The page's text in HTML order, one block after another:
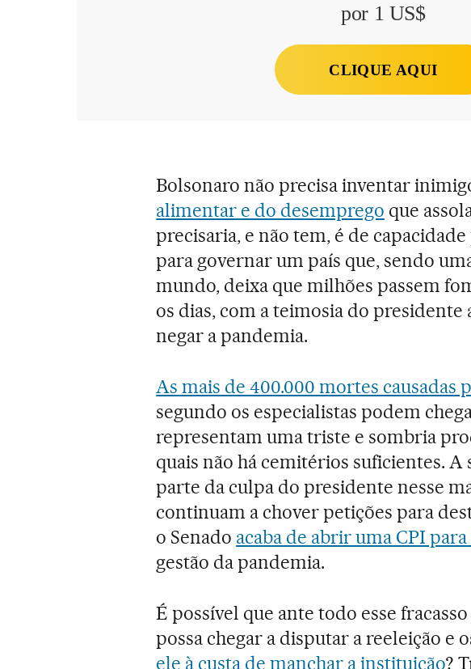
por 1 US$
CLIQUE AQUI
Bolsonaro não precisa inventar
alimentar e do desemprego que
precisaria, e não tem, é de
para governar um país que, sendo
mundo, deixa que milhões passem
os dias, com a teimosia do presidente
negar a pandemia.
As mais de 400.000 mortes causadas
segundo os especialistas podem
representam uma triste e sombria
quais não há cemitérios suficientes. A
parte da culpa do presidente nesse
continuam a chover petições para
o Senado acaba de abrir uma CPI
gestão da pandemia.
É possível que ante todo esse
possa chegar a disputar a reeleição e
ele à custa de manchar a instituição?